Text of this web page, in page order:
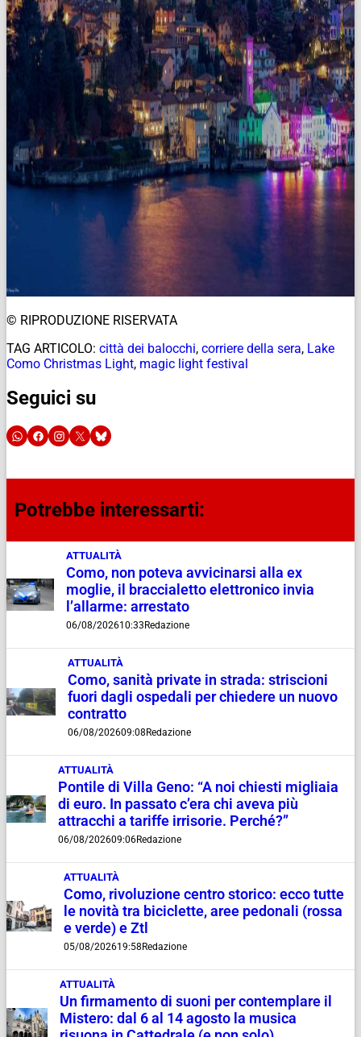
© RIPRODUZIONE RISERVATA
TAG ARTICOLO: città dei balocchi, corriere della sera, Lake
Como Christmas Light, magic light festival
Seguici su
Potrebbe interessarti:
ATTUALITÀ
Como, non poteva avvicinarsi alla ex
moglie, il braccialetto elettronico invia
l’allarme: arrestato
06/08/202610:33 Redazione
ATTUALITÀ
Como, sanità private in strada: striscioni
fuori dagli ospedali per chiedere un nuovo
contratto
06/08/202609:08 Redazione
ATTUALITÀ
Pontile di Villa Geno: “A noi chiesti migliaia
di euro. In passato c’era chi aveva più
attracchi a tariffe irrisorie. Perché?”
06/08/202609:06Redazione
ATTUALITÀ
Como, rivoluzione centro storico: ecco tutte
le novità tra biciclette, aree pedonali (rossa
e verde) e Ztl
05/08/202619:58 Redazione
ATTUALITÀ
Un firmamento di suoni per contemplare il
Mistero: dal 6 al 14 agosto la musica